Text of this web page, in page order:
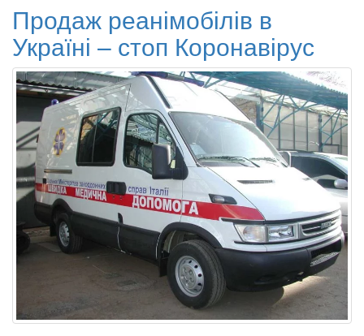
Продаж реанімобілів в
Україні – стоп Коронавірус